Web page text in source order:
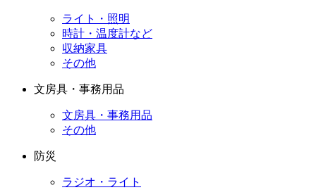
ライト・照明
時計・温度計など
収納家具
その他
文房具・事務用品
文房具・事務用品
その他
防災
ラジオ・ライト